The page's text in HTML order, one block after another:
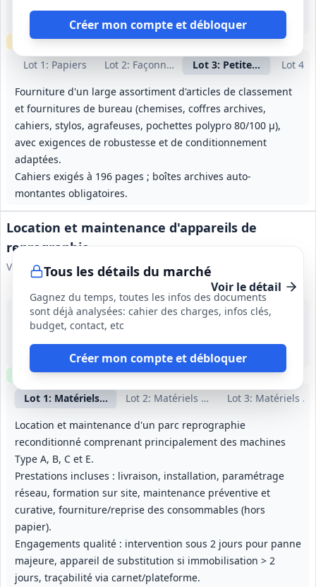
Créer mon compte et débloquer
Lot 1 : Papiers Lot 2: Façonnés Lot 3: Petites Lot 4
Fourniture d'un large assortiment d'articles de classement
et fournitures de bureau (chemises, coffres archives,
cahiers, stylos, agrafeuses, pochettes polypro 80/100 μ),
avec exigences de robustesse et de conditionnement
adaptées.
Cahiers exigés à 196 pages ; boîtes archives auto-
montantes obligatoires.
Échantillonsrequis
Tous les détails du marché
Gagnez du temps, toutes les infos des documents
sont déjà analysées: cahier des charges, infos clés,
budget, contact, etc
Créer mon compte et débloquer
Location et maintenance d'appareils de
reprographie
Ville de Leforest et CCAS
Voir le détail
Lot 1: Matériels ville Lot 2: Matériels écolesLot 3: Matériels
Location et maintenance d'un parc reprographie
reconditionné comprenant principalement des machines
Type A, B, C et E.
Prestations incluses : livraison, installation, paramétrage
réseau, formation sur site, maintenance préventive et
curative, fourniture/reprise des consommables (hors
papier).
Engagements qualité : intervention sous 2 jours pour panne
majeure, appareil de substitution si immobilisation > 2
jours, traçabilité via carnet/plateforme.
19 sept. 2026
Leforest (62)
3 ans (01/12/2026 au 30/11/2029)
Clause environnementale Clause sociale Visiterequise